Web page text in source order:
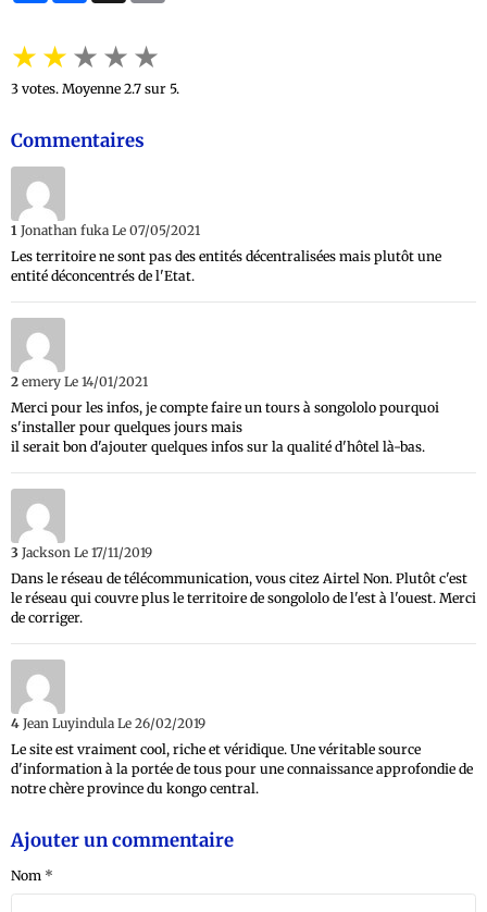
★★★★★
3 votes. Moyenne 2.7 sur 5.
Commentaires
1 Jonathan fuka Le 07/05/2021
Les territoire ne sont pas des entités décentralisées mais plutôt une
entité déconcentrés de l'Etat.
2 emery Le 14/01/2021
Merci pour les infos, je compte faire un tours à songololo pourquoi
s'installer pour quelques jours mais
il serait bon d'ajouter quelques infos sur la qualité d'hôtel là-bas.
3 Jackson Le 17/11/2019
Dans le réseau de télécommunication, vous citez Airtel Non. Plutôt c'est
le réseau qui couvre plus le territoire de songololo de l'est à l'ouest. Merci
de corriger.
4 Jean Luyindula Le 26/02/2019
Le site est vraiment cool, riche et véridique. Une véritable source
d'information à la portée de tous pour une connaissance approfondie de
notre chère province du kongo central.
Ajouter un commentaire
Nom